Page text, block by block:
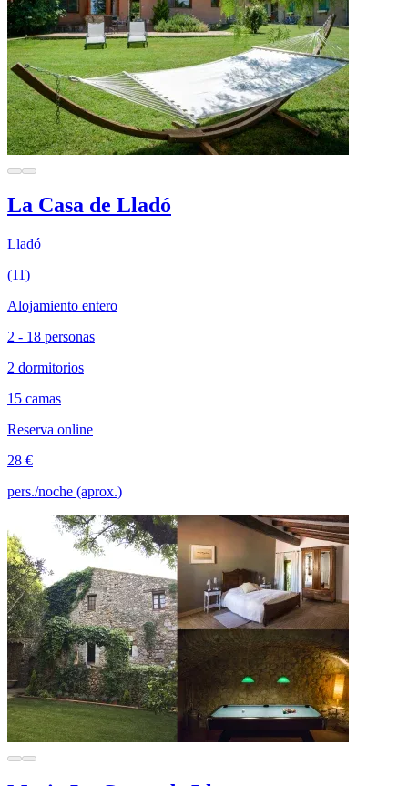
La Casa de Lladó
Lladó
(11)
Alojamiento entero
2 - 18 personas
2 dormitorios
15 camas
Reserva online
28 €
pers./noche (aprox.)